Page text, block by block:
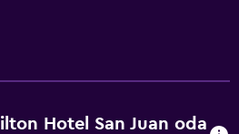
Hotel San Juan oda